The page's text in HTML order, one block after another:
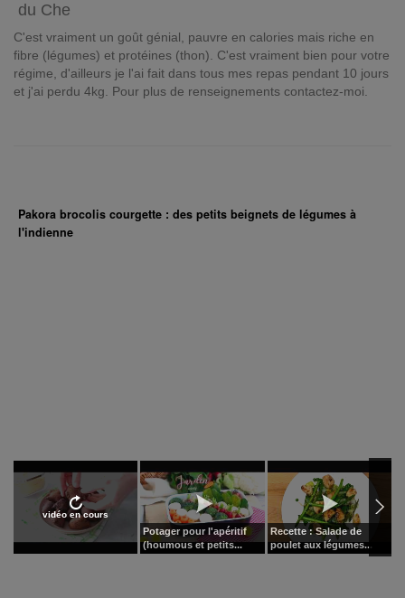
du Che
C'est vraiment un goût génial, pauvre en calories mais riche en
fibre (légumes) et protéines (thon). C'est vraiment bien pour votre
régime, d'ailleurs je l'ai fait dans tous mes repas pendant 10 jours
et j'ai perdu 4kg. Pour plus de renseignements contactez-moi.
Pakora brocolis courgette : des petits beignets de légumes à
l'indienne
vidéo en cours
Potager pour l'apéritif
(houmous et petits...
Recette : Salade de
poulet aux légumes...